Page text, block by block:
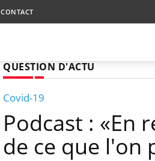
CONTACT
QUESTION D'ACTU
Covid-19
Podcast : «En
de ce que l'on